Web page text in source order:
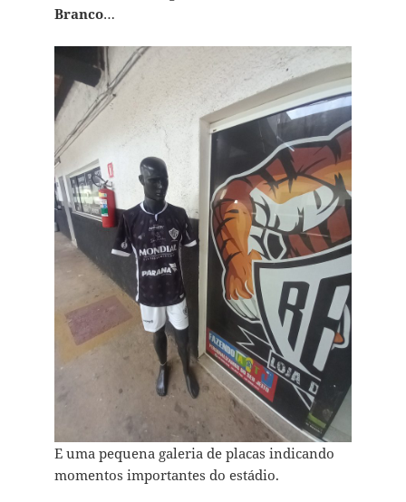
Branco…
E uma pequena galeria de placas indicando
momentos importantes do estádio.